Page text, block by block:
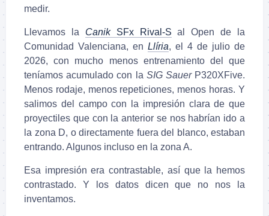
medir.
Llevamos la CanikSFx Rival-S al Open de la
Comunidad Valenciana, en Llíria, el 4 de julio de
2026, con mucho menos entrenamiento del que
teníamos acumulado con la SIG SauerP320XFive.
Menos rodaje, menos repeticiones, menos horas. Y
salimos del campo con la impresión clara de que
proyectiles que con la anterior se nos habrían ido a
la zona D, o directamente fuera del blanco, estaban
entrando. Algunos incluso en la zona A.
Esa impresión era contrastable, así que la hemos
contrastado. Y los datos dicen que no nos la
inventamos.